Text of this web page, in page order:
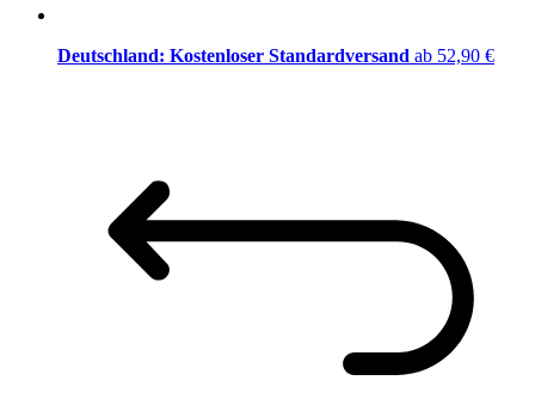
Deutschland: Kostenloser Standardversand ab 52,90 €